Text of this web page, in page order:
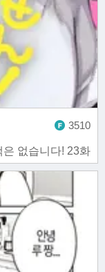
은 없습니다! 23화
3510